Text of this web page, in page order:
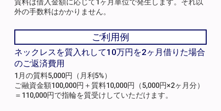
質料は借入金額に応じて1ヶ月単位で発生します。それ以
外の手数料はかかりません。
ご利用例
ネックレスを質入れして10万円を2ヶ月借りた場合
のご返済費用
1月の質料5,000円（月利5%）
ご融資金額100,000円＋質料10,000円（5,000円×2ヶ月分）
＝110,000円で指輪を質受けしていただけます。